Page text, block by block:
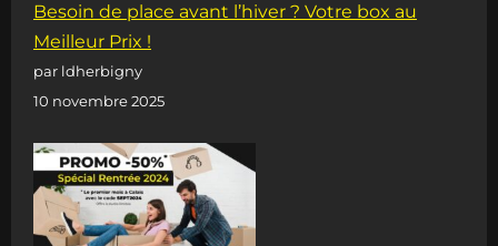
Besoin de place avant l’hiver ? Votre box au
Meilleur Prix !
par ldherbigny
10 novembre 2025